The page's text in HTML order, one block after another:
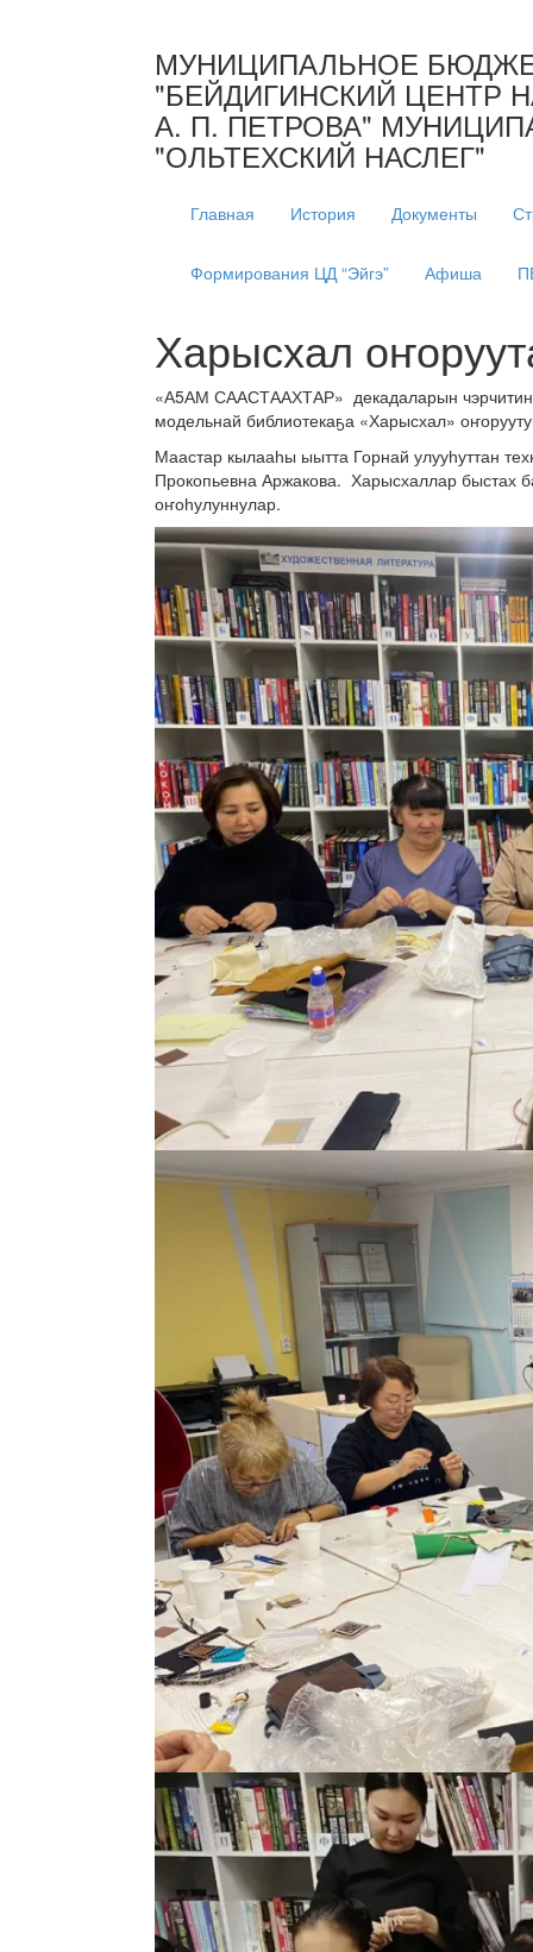
МУНИЦИПАЛЬНОЕ
"БЕЙДИГИНСКИЙ ЦЕНТР
А. П. ПЕТРОВА"
"ОЛЬТЕХСКИЙ НАСЛЕГ"
Главная История Документы
Формирования ЦД “Эйгэ” Афиша
Харысхал
«А5АМ СААСТААХТАР» декадаларын
модельнай библиотекаҕа «Харысхал»
Маастар кылааһы ыытта Горнай улууһуттан
Прокопьевна Аржакова. Харысхаллар быстах
оҥоһулуннулар.